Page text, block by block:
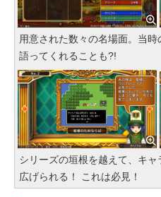
用意された数々の名場面。当
語ってくれることも?!
シリーズの垣根を越えて、キ
広げられる！ これは必見！